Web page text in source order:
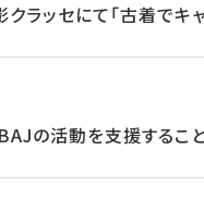
ラッセにて「古着でキ
の活動を支援するこ